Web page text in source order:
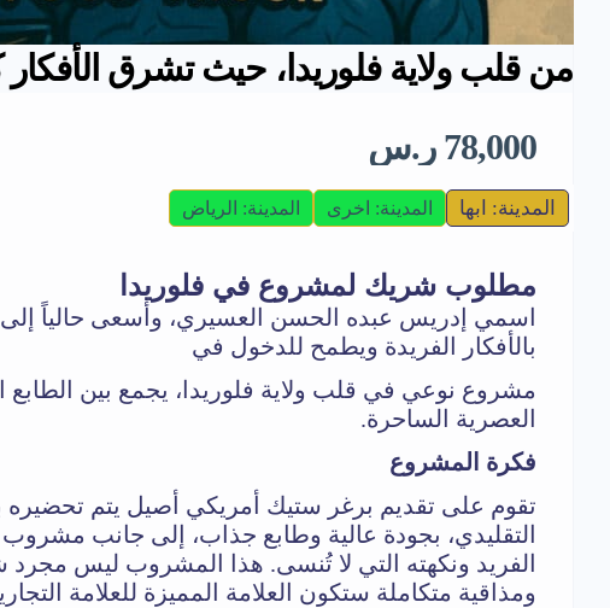
من قلب ولاية فلوريدا، حيث تشرق
78,000 ر.س
المدينة: ابها المدينة: اخرى المدينة: الرياض
مطلوب شريك لمشروع في فلوريدا
اسمي إدريس عبده الحسن العسيري، وأسعى حالياً
بالأفكار الفريدة ويطمح للدخول في
مشروع نوعي في قلب ولاية فلوريدا، يجمع بين الطابع
العصرية الساحرة.
فكرة المشروع
تقوم على تقديم برغر ستيك أمريكي أصيل يتم تحضيره
التقليدي، بجودة عالية وطابع جذاب، إلى جانب
الفريد ونكهته التي لا تُنسى. هذا المشروب ليس
ومذاقية متكاملة ستكون العلامة المميزة للعلامة